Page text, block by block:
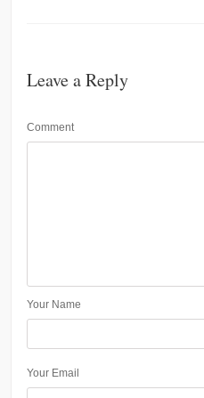
Leave a Reply
Comment
Your Name
Your Email